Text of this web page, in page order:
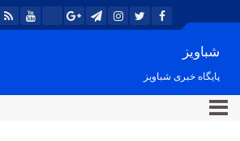
شباویز
پایگاه خبری شباویز